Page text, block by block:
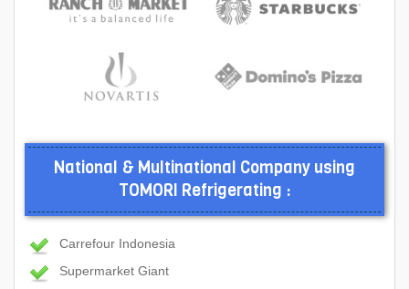
National & Multinational Company using
TOMORI Refrigerating :
Carrefour Indonesia
Supermarket Giant